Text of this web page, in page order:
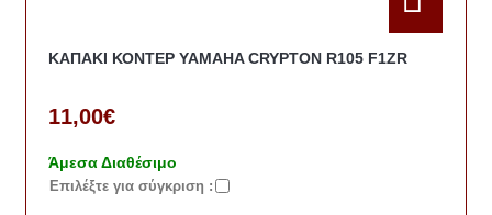
ΚΑΠΑΚΙ ΚΟΝΤΕΡ YAMAHA CRYPTON R105 F1ZR
11,00€
Άμεσα Διαθέσιμο
Eπιλέξτε για σύγκριση :